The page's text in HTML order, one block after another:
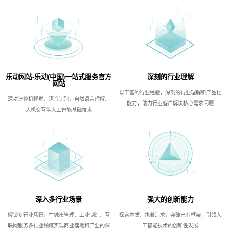
乐动网站-乐动(中国)一站式服务官方
网站
深耕计算机视觉、语音识别、自然语言理解、
人机交互等人工智能基础技术
深刻的行业理解
以丰富的行业经验，深刻的行业理解和产品化
能力，助力行业客户解决核心需求问题
深入多行业场景
解锁多行业场景，在城市管理、工业制造、互
联网服务多行业领域实现商业落地和产业的深
强大的创新能力
探索本质、执着追求，突破已有框架，引领人
工智能技术的创新性发展